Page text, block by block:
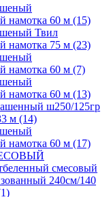
намотка 60 м (15)
Твил
намотка 75 м (23)
намотка 60 м (7)
намотка 60 м (13)
ш250/125гр
м (14)
намотка 60 м (17)
смесовый
240см/140